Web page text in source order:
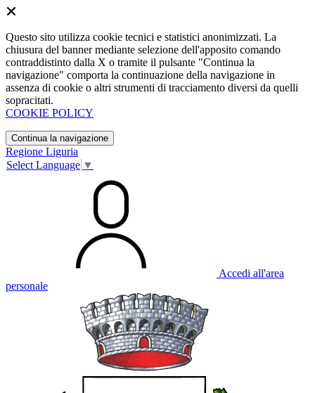
Questo sito utilizza cookie tecnici e statistici anonimizzati. La
chiusura del banner mediante selezione dell'apposito comando
contraddistinto dalla X o tramite il pulsante "Continua la
navigazione" comporta la continuazione della navigazione in
assenza di cookie o altri strumenti di tracciamento diversi da quelli
sopracitati.
COOKIE POLICY
Continua la navigazione
Regione Liguria
Select Language ▼
Accedi all'area
personale